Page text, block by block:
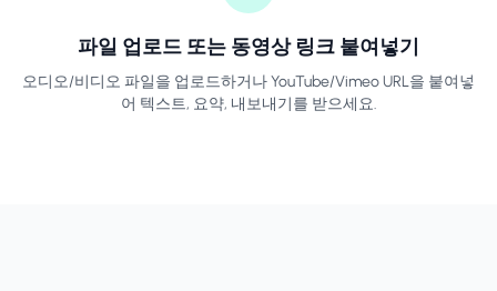
파일 업로드 또는 동영상 링크 붙여넣기
오디오/비디오 파일을 업로드하거나 YouTube/Vimeo URL을 붙여넣
어 텍스트, 요약, 내보내기를 받으세요.